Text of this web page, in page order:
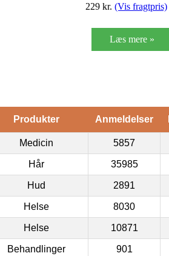
229 kr. (Vis fragtpris)
Læs mere »
Produkter Anmeldelser
Medicin 5857
Hår 35985
Hud 2891
Helse 8030
Helse 10871
Behandlinger 901